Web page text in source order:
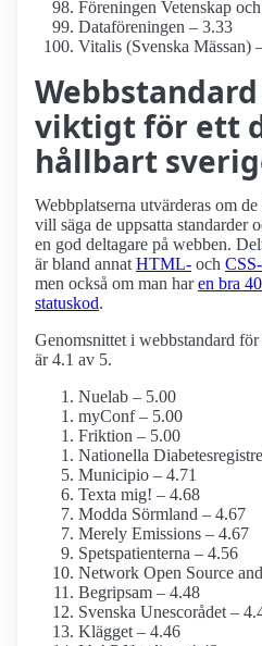
Föreningen Vetenskap
Dataföreningen – 3.33
Vitalis (Svenska Mässan)
viktigt för ett
hållbart
Webbplatserna utvärderas om
vill säga de uppsatta standarder
en god deltagare på webben.
är bland annat HTML- och
men också om man haren bra
statuskod.
Genomsnittet i webbstandard
är 4.1 av 5.
Nuelab – 5.00
myConf – 5.00
Friktion – 5.00
Nationella
Municipio – 4.71
Texta mig! – 4.68
Modda Sörmland – 4.67
Merely Emissions – 4.67
Spetspatienterna – 4.56
Network Open Source
Begripsam – 4.48
Svenska Unescorådet –
Klägget – 4.46